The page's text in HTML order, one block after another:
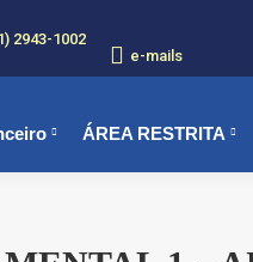
2943-1002
e-mails
ÁREA RESTRITA